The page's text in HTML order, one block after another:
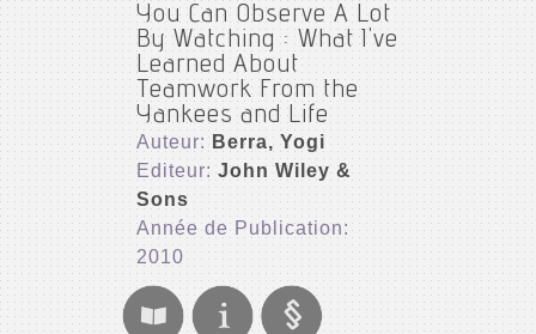
You Can Observe A Lot
By Watching : What I've
Learned About
Teamwork From the
Yankees and Life
Auteur: Berra, Yogi
Editeur:John Wiley &
Sons
Année de Publication:
2010